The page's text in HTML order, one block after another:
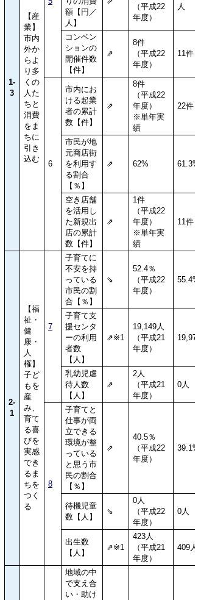
1-
3
【産
業】
市内
外か
らよ
り多
くの
人た
ちと
消費
をま
ちに
引き
込む
額【円／
人】
（平成22
年度）
人
コンベン
ションの
開催件数
【件】
⇗
8件
（平成22
年度）
11件
6
市内にお
ける起業
者の累計
数【件】
⇗
8件
（平成22
年度）
※単年実
績
22件
市民が地
元商店街
を利用す
る割合
【％】
⇗ 62% 61.3%
空き店舗
を活用し
た新規出
店の累計
数【件】
⇗
1件
（平成22
年度）
※単年実
績
11件
2-
1
【福
祉・
健
康・
人
権】
子ど
もを
産
み、
育て
る喜
びを
実感
でき
るま
ちを
つく
る
7
子育てに
不安を持
っている
市民の割
合【％】
⇘
52.4％
（平成22
年度）
55.4%
子育て支
援センタ
ーの利用
者数
【人】
⇗※1
19,149人
（平成21
年度）
19,979
乳幼児虐
待人数
【人】
⇗
2人
（平成21
年度）
0人
8
子育てと
仕事が両
立できる
環境が整
っている
と思う市
民の割合
【％】
⇗
40.5％
（平成22
年度）
39.1%
待機児童
数【人】
⇘
0人
（平成22
年度）
0人
出生数
【人】
⇗※1
423人
（平成21
年度）
409人
地域の中
で支え合
い・助け